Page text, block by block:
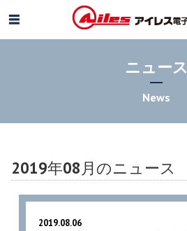
ニュース
News
2019年08月のニュース
2019.08.06